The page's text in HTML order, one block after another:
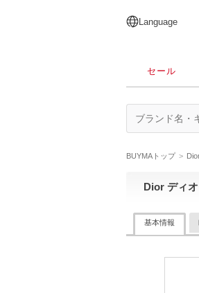
日本語
English
简体中文
繁體中文
Language
セール
BUYMAトップ
Dior ディ
基本情報